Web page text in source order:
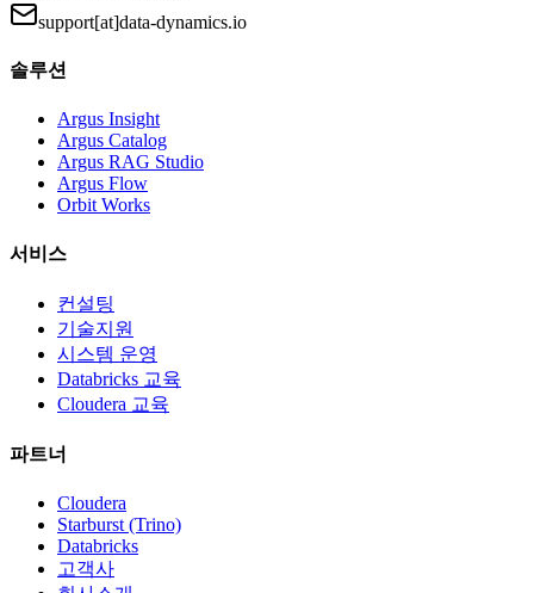
support[at]data-dynamics.io
솔루션
Argus Insight
Argus Catalog
Argus RAG Studio
Argus Flow
Orbit Works
서비스
컨설팅
기술지원
시스템 운영
Databricks 교육
Cloudera 교육
파트너
Cloudera
Starburst (Trino)
Databricks
고객사